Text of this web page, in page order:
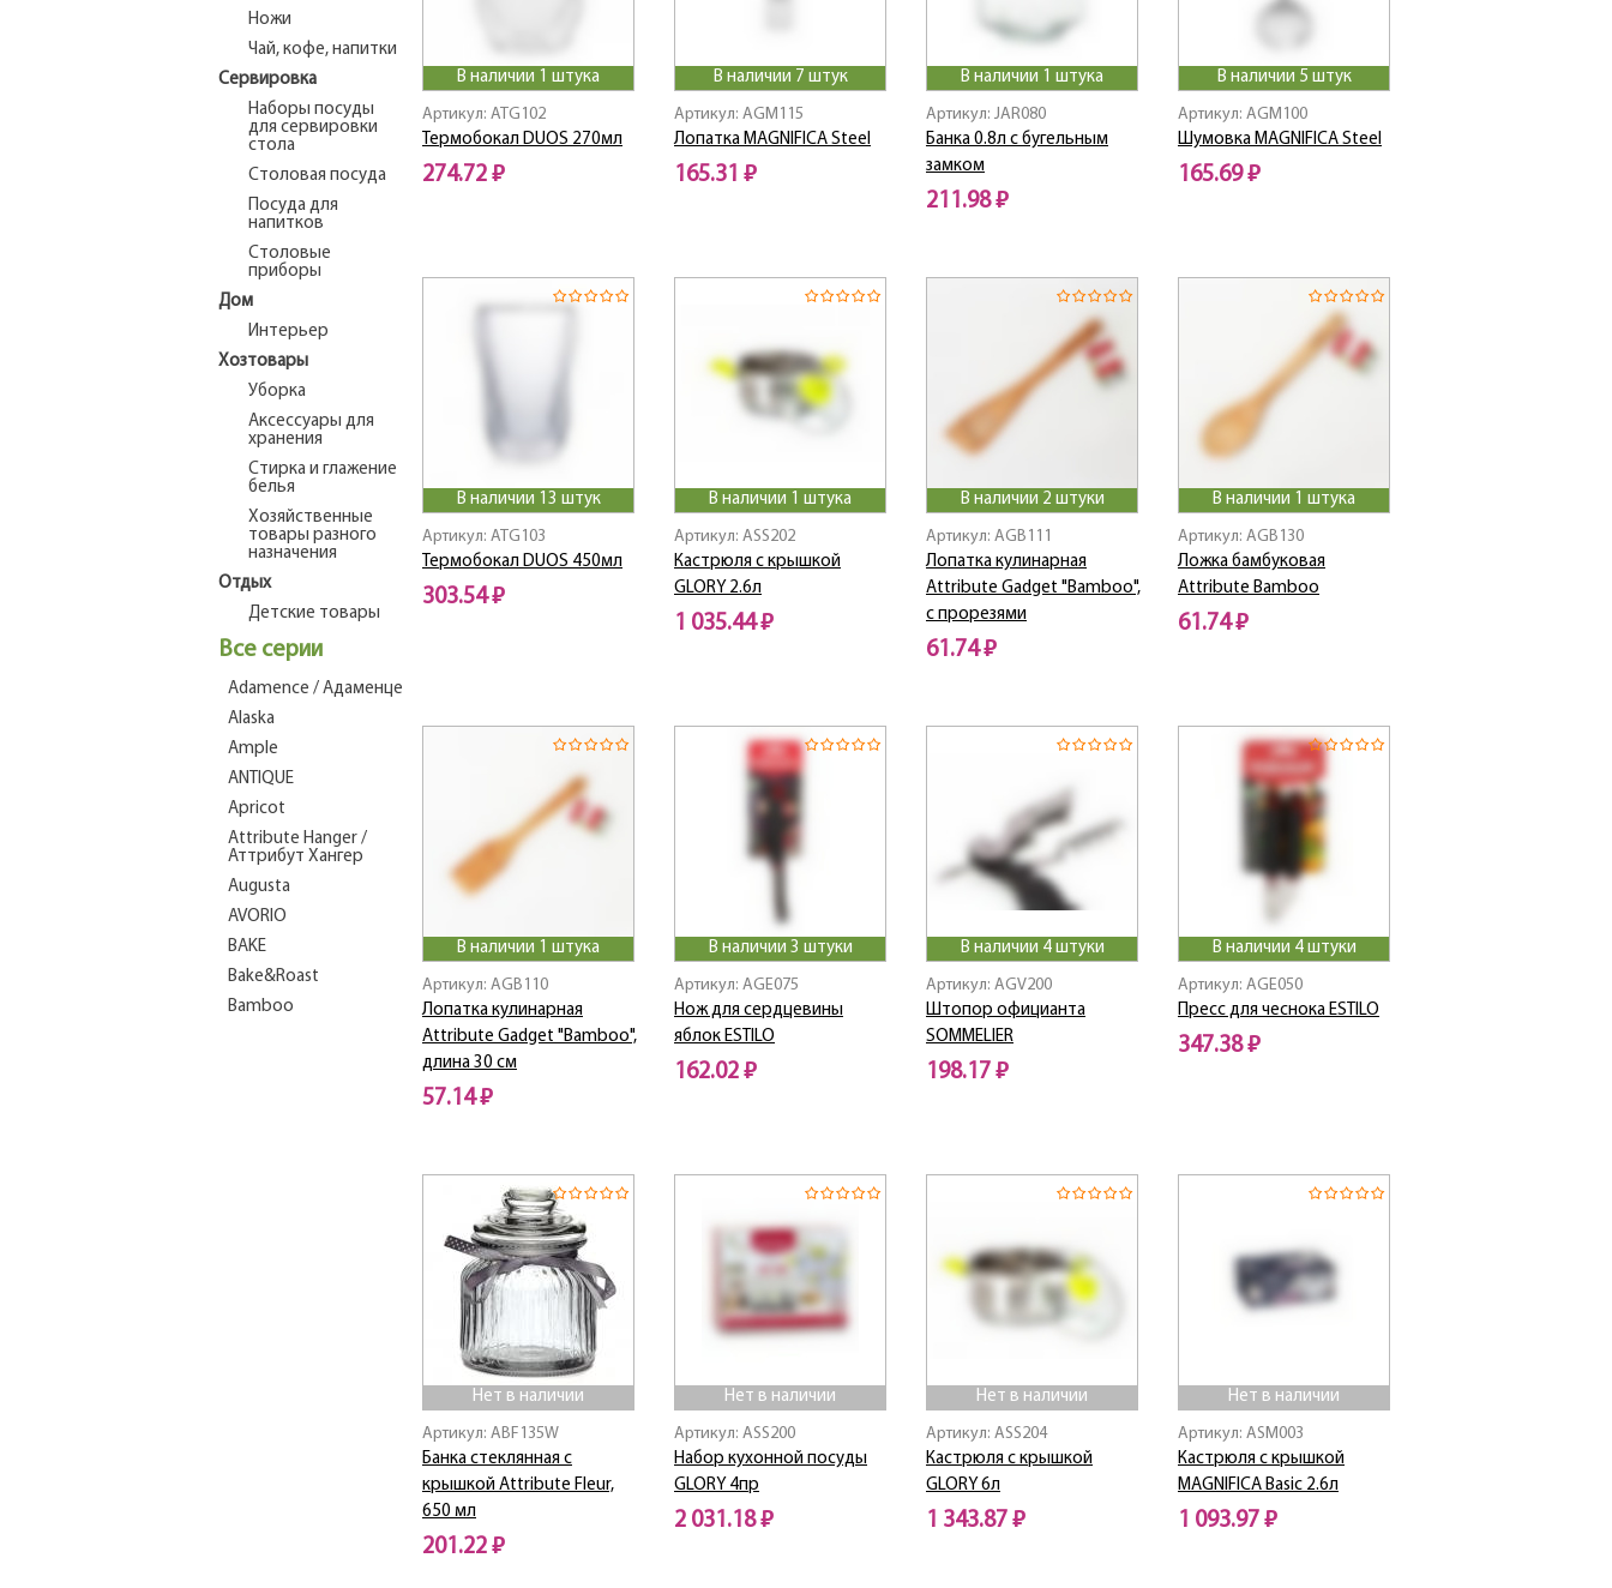
Ножи
Чай, кофе, напитки
Сервировка
Наборы посуды
для сервировки
стола
Столовая посуда
Посуда для
напитков
Столовые
приборы
Дом
Интерьер
Хозтовары
Уборка
Аксессуары для
хранения
Стирка и глажение
белья
Хозяйственные
товары разного
назначения
Отдых
Детские товары
Все серии
Adamence / Адаменце
Alaska
Ample
ANTIQUE
Apricot
Attribute Hanger /
Аттрибут Хангер
Augusta
AVORIO
BAKE
Bake&Roast
Bamboo
В наличии 1 штука
Артикул: ATG102
Термобокал DUOS 270мл
274.72 ₽
В наличии 7 штук
Артикул: AGM115
Лопатка MAGNIFICA Steel
165.31 ₽
В наличии 1 штука
Артикул: JAR080
Банка 0.8л с бугельным
замком
211.98 ₽
В наличии 5 штук
Артикул: AGM100
Шумовка MAGNIFICA Steel
165.69 ₽
В наличии 13 штук
Артикул: ATG103
Термобокал DUOS 450мл
303.54 ₽
В наличии 1 штука
Артикул: ASS202
Кастрюля с крышкой
GLORY 2.6л
1 035.44 ₽
В наличии 2 штуки
Артикул: AGB111
Лопатка кулинарная
Attribute Gadget "Bamboo",
c прорезями
61.74 ₽
В наличии 1 штука
Артикул: AGB130
Ложка бамбуковая
Attribute Bamboo
61.74 ₽
В наличии 1 штука
Артикул: AGB110
Лопатка кулинарная
Attribute Gadget "Bamboo",
длина 30 см
57.14 ₽
В наличии 3 штуки
Артикул: AGE075
Нож для сердцевины
яблок ESTILO
162.02 ₽
В наличии 4 штуки
Артикул: AGV200
Штопор официанта
SOMMELIER
198.17 ₽
В наличии 4 штуки
Артикул: AGE050
Пресс для чеснока ESTILO
347.38 ₽
Нет в наличии
Артикул: ABF135W
Банка стеклянная с
крышкой Attribute Fleur,
650 мл
201.22 ₽
Нет в наличии
Артикул: ASS200
Набор кухонной посуды
GLORY 4пр
2 031.18 ₽
Нет в наличии
Артикул: ASS204
Кастрюля с крышкой
GLORY 6л
1 343.87 ₽
Нет в наличии
Артикул: ASM003
Кастрюля с крышкой
MAGNIFICA Basic 2.6л
1 093.97 ₽